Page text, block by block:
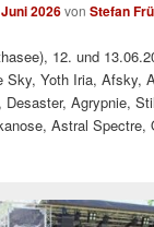
2026vonStefan
12. und
Sky, Yoth Iria, Afsky,
Desaster, Agrypnie,
Astral Spectre,